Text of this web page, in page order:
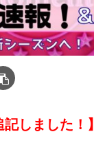
しました！】